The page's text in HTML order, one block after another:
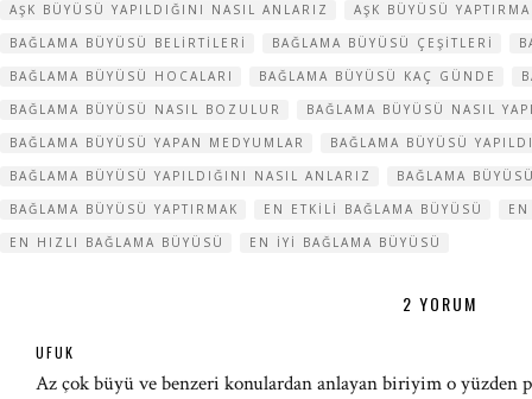
AŞK BÜYÜSÜ YAPILDIĞINI NASIL ANLARIZ
AŞK BÜYÜSÜ
BAĞLAMA BÜYÜSÜ BELIRTILERI
BAĞLAMA BÜYÜSÜ ÇEŞITLERI
BAĞLAMA BÜYÜSÜ HOCALARI
BAĞLAMA BÜYÜSÜ KAÇ GÜNDE
BAĞLAMA BÜYÜSÜ NASIL BOZULUR
BAĞLAMA BÜYÜSÜ NASIL
BAĞLAMA BÜYÜSÜ YAPAN MEDYUMLAR
BAĞLAMA BÜYÜSÜ
BAĞLAMA BÜYÜSÜ YAPILDIĞINI NASIL ANLARIZ
BAĞLAMA
BAĞLAMA BÜYÜSÜ YAPTIRMAK
EN ETKILI BAĞLAMA BÜYÜSÜ
EN HIZLI BAĞLAMA BÜYÜSÜ
EN IYI BAĞLAMA BÜYÜSÜ
2 YORUM
UFUK
Az çok büyü ve benzeri konulardan anlayan biriyim o yüzden